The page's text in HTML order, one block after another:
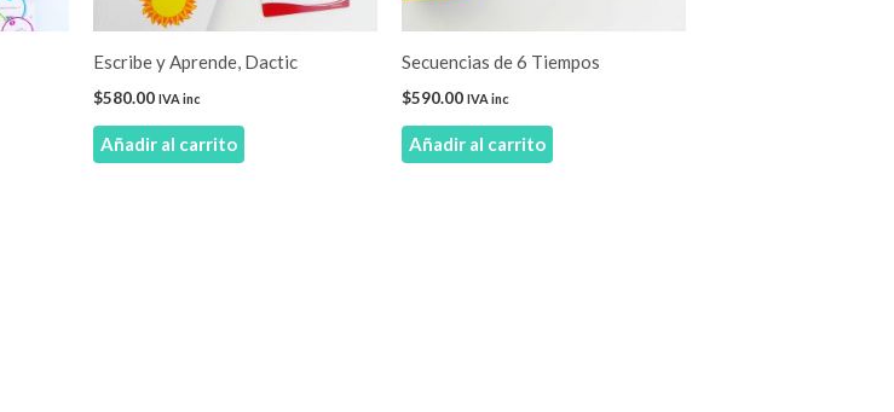
Escribe y Aprende, Dactic
$580.00 IVA inc
Añadir al carrito
Secuencias de 6 Tiempos
$590.00 IVA inc
Añadir al carrito